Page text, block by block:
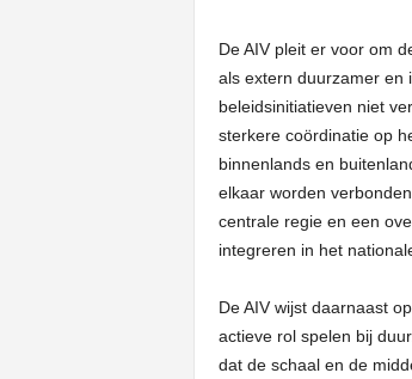
De AIV pleit er voor om
als extern duurzamer en
beleidsinitiatieven niet
sterkere coördinatie op
binnenlands en
elkaar worden
centrale regie en een
integreren in het
De AIV wijst daarnaast
actieve rol spelen bij
dat de schaal en de